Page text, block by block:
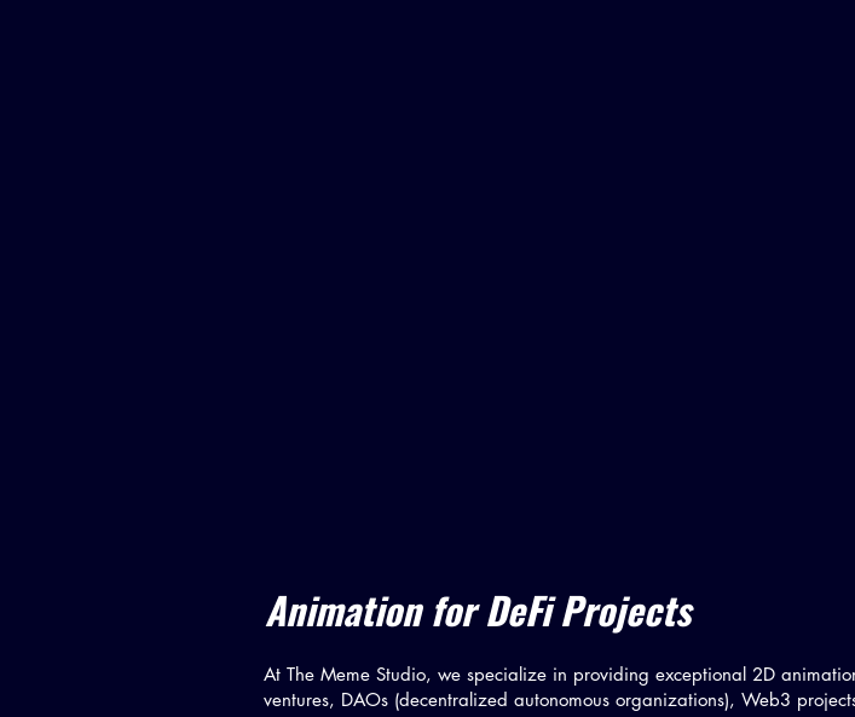
Animation for DeFi Projects
At The Meme Studio, we specialize in providing exceptional 2D
ventures, DAOs (decentralized autonomous organizations), Web3